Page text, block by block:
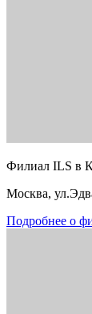
Филиал ILS в
Москва,
Подробнее о